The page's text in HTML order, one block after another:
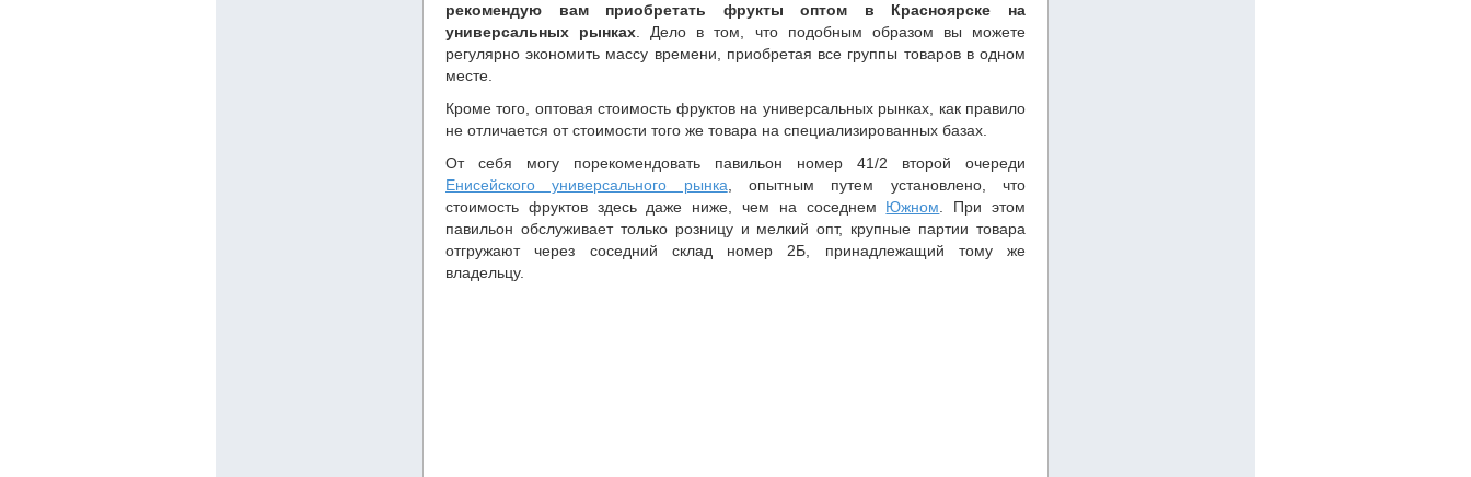
рекомендую вам приобретать фрукты оптом в Красноярске на
универсальных рынках . Дело в том, что подобным образом вы можете
регулярно экономить массу времени, приобретая все группы товаров в одном
месте.
Кроме того, оптовая стоимость фруктов на универсальных рынках, как правило
не отличается от стоимости того же товара на специализированных базах.
От себя могу порекомендовать павильон номер 41/2 второй очереди
Енисейского универсального рынка , опытным путем установлено, что
стоимость фруктов здесь даже ниже, чем на соседнем Южном . При этом
павильон обслуживает только розницу и мелкий опт, крупные партии товара
отгружают через соседний склад номер 2Б, принадлежащий тому же
владельцу.